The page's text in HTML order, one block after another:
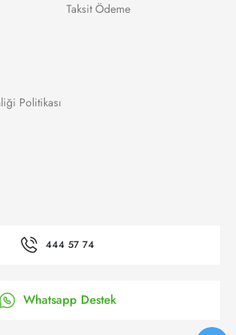
Taksit Ödeme
Politikası
444 57 74
Whatsapp Destek